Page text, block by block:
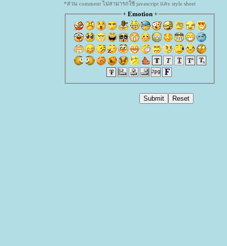
*ส่วน comment ไม่สามารถใช้ javascript และ style sheet
+ Emotion+